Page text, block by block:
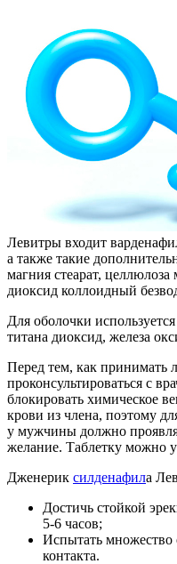
Левитры входит
а также такие
магния стеарат,
диоксид коллоидный
Для оболочки
титана диоксид, железа
Перед тем, как принимать
проконсультироваться с
блокировать химическое
крови из члена, поэтому
у мужчины должно
желание. Таблетку можно
Дженерик силденафила
Достичь стойкой
5-6 часов;
Испытать множество
контакта.